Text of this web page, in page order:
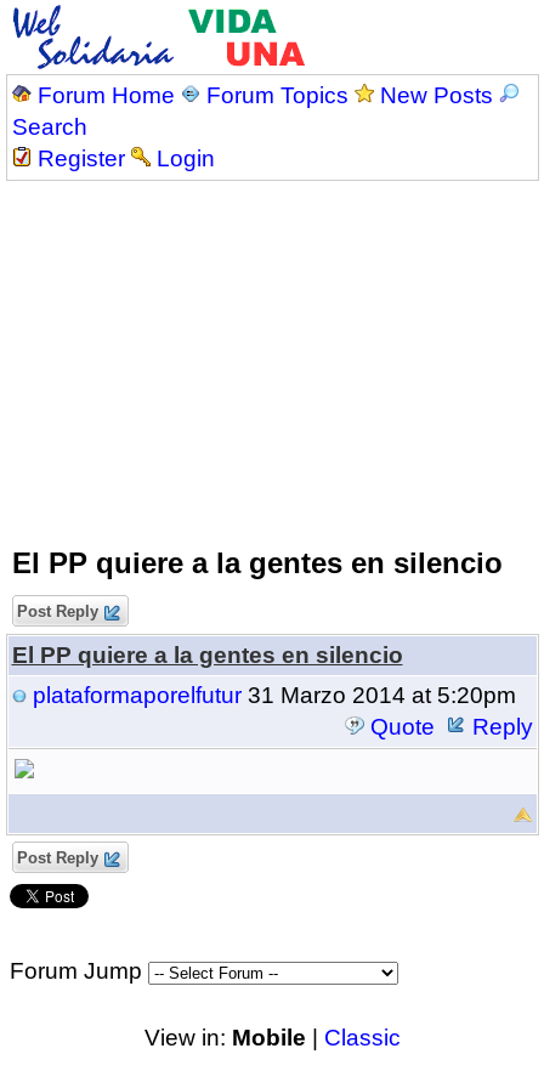
Forum Home Forum Topics
New Posts
Search
Register
Login
El PP quiere a la gentes en silencio
Post Reply
El PP quiere a la gentes en silencio
plataformaporelfutur31 Marzo 2014 at 5:20pm
Quote
Reply
Post Reply
Forum Jump
View in: Mobile Classic